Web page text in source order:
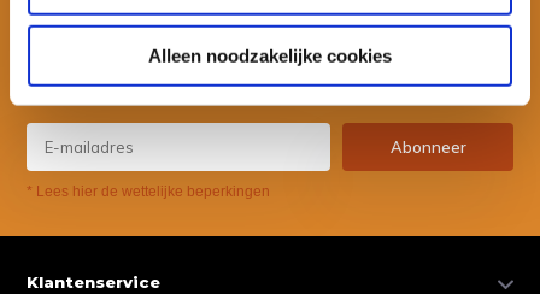
Alleen noodzakelijke cookies
Wil je ook speciale kortingen ontvangen en maandelijks een
nieuwsbrief met allerlei suptips en persoonlijk advies. Schrijf je dan
Abonneer
* Lees hier de wettelijke beperkingen
Klantenservice